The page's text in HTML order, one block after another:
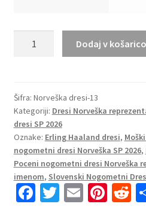
Haaland
#9
Norveška
Domači
SP
2026
rdeča
Kratek
Dodaj v košarico
Šifra: Norveška dresi-13
Kategoriji: Dresi Norveška
dresi SP 2026
Oznake: Erling Haaland dresi,
nogometni dresi Norveška SP 2026,
Poceni nogometni dresi Norveška
imenom, Slovenski Nogometni
Fa T E Pi R